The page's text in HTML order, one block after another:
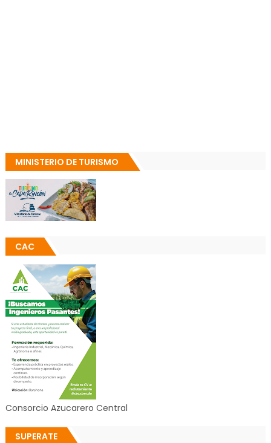
MINISTERIO DE TURISMO
CAC
Consorcio Azucarero Central
SUPERATE